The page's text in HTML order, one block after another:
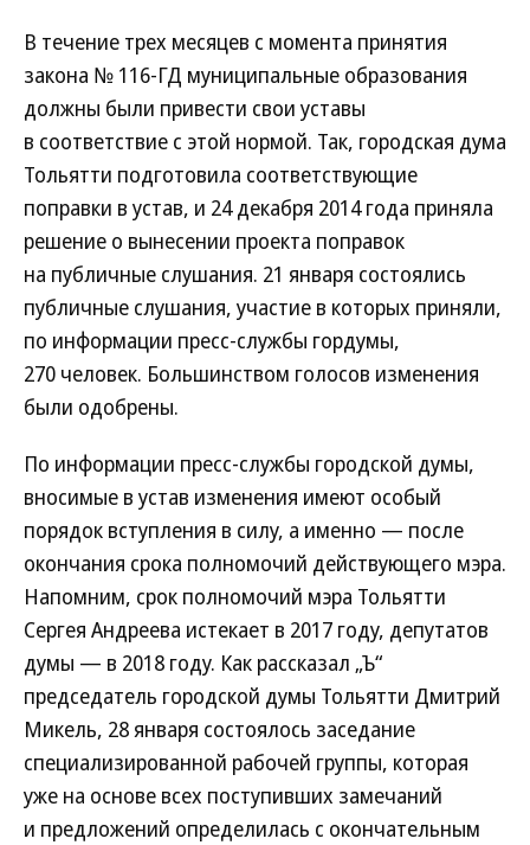
В течение трех месяцев с момента принятия
закона № 116‑ГД муниципальные образования
должны были привести свои уставы
в соответствие с этой нормой. Так, городская дума
Тольятти подготовила соответствующие
поправки в устав, и 24 декабря 2014 года приняла
решение о вынесении проекта поправок
на публичные слушания. 21 января состоялись
публичные слушания, участие в которых приняли,
по информации пресс-службы гордумы,
270 человек. Большинством голосов изменения
были одобрены.
По информации пресс-службы городской думы,
вносимые в устав изменения имеют особый
порядок вступления в силу, а именно — после
окончания срока полномочий действующего мэра.
Напомним, срок полномочий мэра Тольятти
Сергея Андреева истекает в 2017 году, депутатов
думы — в 2018 году. Как рассказал „Ъ“
председатель городской думы Тольятти Дмитрий
Микель, 28 января состоялось заседание
специализированной рабочей группы, которая
уже на основе всех поступивших замечаний
и предложений определилась с окончательным